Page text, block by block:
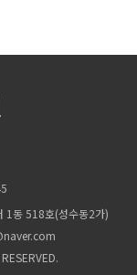
1동 518호(성수동2가)